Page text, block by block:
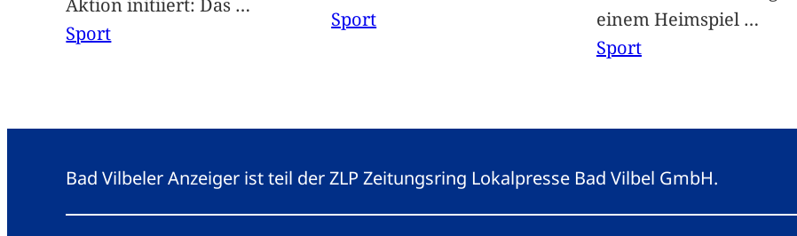
Aktion initiiert: Das …
Sport
Sport
einem Heimspiel …
Sport
Bad Vilbeler Anzeiger ist teil der ZLP Zeitungsring Lokalpresse Bad Vilbel GmbH.